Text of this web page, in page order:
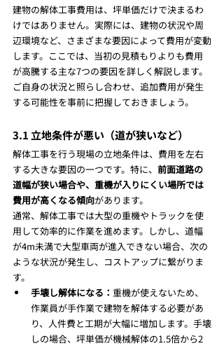
建物の解体工事費用は、坪単価だけで決まるわ
けではありません。実際には、建物の状況や周
辺環境など、さまざまな要因によって費用が変動
します。ここでは、当初の見積もりよりも費用
が高騰する主な7つの要因を詳しく解説します。
ご自身の状況と照らし合わせ、追加費用が発生
する可能性を事前に把握しておきましょう。
3.1 立地条件が悪い（道が狭いなど）
解体工事を行う現場の立地条件は、費用を左右
する大きな要因の一つです。特に、 前面道路の
道幅が狭い場合や、重機が入りにくい場所では
費用が高くなる傾向があります。
通常、解体工事では大型の重機やトラックを使
用して効率的に作業を進めます。しかし、道幅
が4m未満で大型車両が進入できない場合、次の
ような状況が発生し、コストアップに繋がりま
す。
手壊し解体になる： 重機が使えないため、
作業員が手作業で建物を解体する必要があ
り、人件費と工期が大幅に増加します。手壊
しの場合、坪単価が機械解体の1.5倍から2